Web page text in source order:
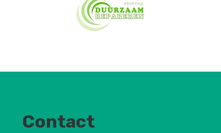
Contact